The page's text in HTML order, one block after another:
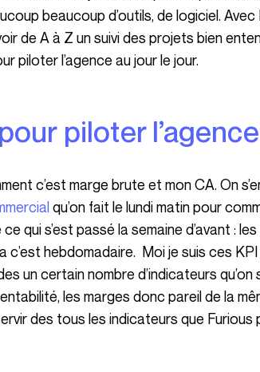
beaucoup d’outils, de logiciel.
de A à Z un suivi des projets bien
piloter l’agence au jour le jour.
piloter
qu’on fait le lundi matin pour
qui s’est passé la semaine d’avant :
hebdomadaire. Moi je suis ces
un certain nombre d’indicateurs qu’on
les marges donc pareil de la
des tous les indicateurs que Furious